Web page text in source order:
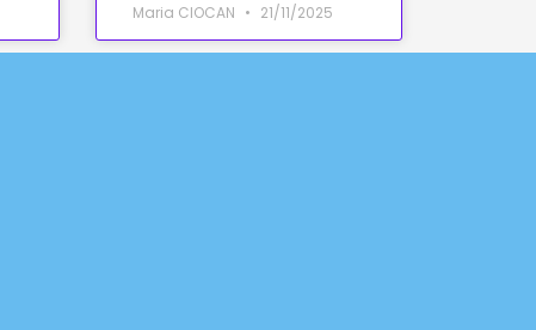
Maria CIOCAN 21/11/2025